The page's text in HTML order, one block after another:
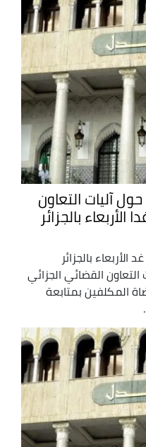
آليات التعاون
بالجزائر
بالجزائر
القضائي الجزائي
المكلفين بمتابعة